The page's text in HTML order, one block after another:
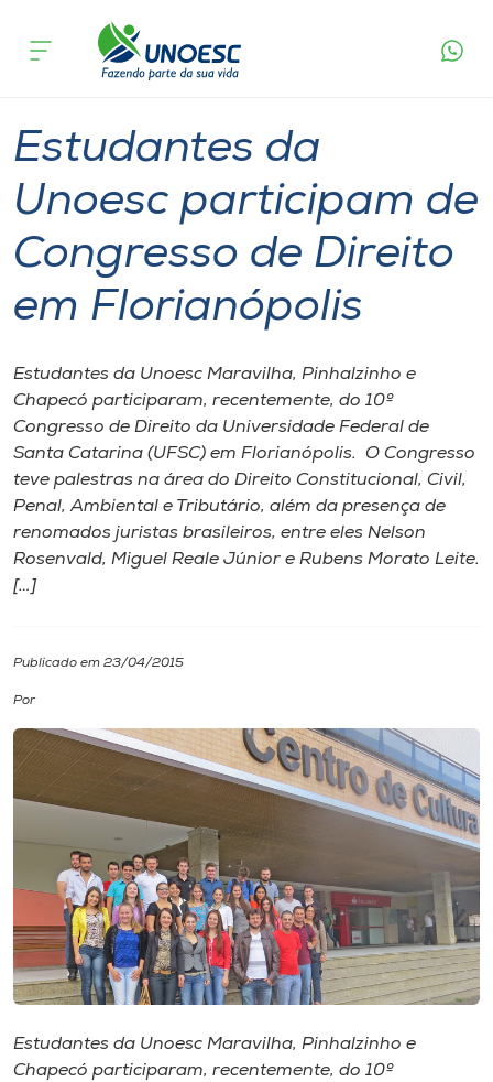
Cursos
Pesquisa
Atendimento ao Estudante
Portal de Ensino
A
Unoesc
Internacionalização
I.nova
Cultura
CPA
Biblioteca
Editora
Rádio
Museu
Unoesc
acontece
Estudantes da
Unoesc participam de
Congresso de Direito
em Florianópolis
Estudantes da Unoesc Maravilha, Pinhalzinho e
Chapecó participaram, recentemente, do 10º
Congresso de Direito da Universidade Federal de
Santa Catarina (UFSC) em Florianópolis. O Congresso
teve palestras na área do Direito Constitucional, Civil,
Penal, Ambiental e Tributário, além da presença de
renomados juristas brasileiros, entre eles Nelson
Rosenvald, Miguel Reale Júnior e Rubens Morato Leite.
[…]
Publicado em 23/04/2015
Por
Estudantes da Unoesc Maravilha, Pinhalzinho e
Chapecó participaram, recentemente, do 10º